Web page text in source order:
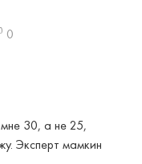
0
30, а не 25,
Эксперт мамкин